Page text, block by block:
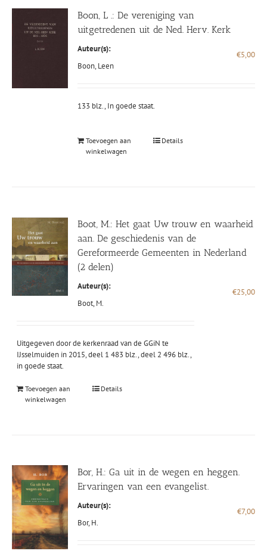
Boon, L .: De vereniging van
uitgetredenen uit de Ned. Herv. Kerk
Auteur(s):
Boon, Leen
€5,00
133 blz., In goede staat.
Toevoegen aan
winkelwagen
Details
Boot, M.: Het gaat Uw trouw en waarheid
aan. De geschiedenis van de
Gereformeerde Gemeenten in Nederland
(2 delen)
Auteur(s):
Boot, M.
€25,00
Uitgegeven door de kerkenraad van de GGiN te
IJsselmuiden in 2015, deel 1 483 blz., deel 2 496 blz.,
in goede staat.
Toevoegen aan
winkelwagen
Details
Bor, H.: Ga uit in de wegen en heggen.
Ervaringen van een evangelist.
Auteur(s):
Bor, H.
€7,00